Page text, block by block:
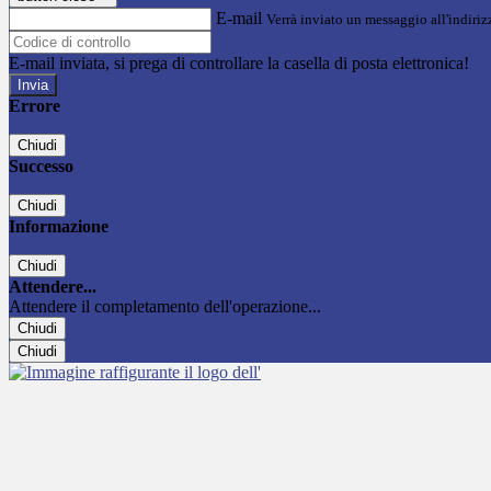
E-mail Verrà inviato un messaggio
E-mail inviata, si prega di controllare la casella di posta elettronica!
Errore
Chiudi
Successo
Chiudi
Informazione
Chiudi
Attendere...
Attendere il completamento dell'operazione...
Chiudi
Chiudi